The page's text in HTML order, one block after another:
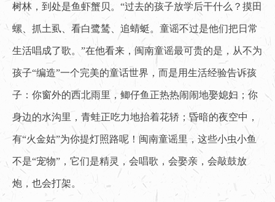
树林，到处是鱼虾蟹贝。“过去的孩子放学后干什么？摸田
螺、抓土虱、看白鹭鸶、追蜻蜓。童谣不过是他们把日常
生活唱成了歌。”在他看来，闽南童谣最可贵的是，从不为
孩子“编造”一个完美的童话世界，而是用生活经验告诉孩
子：你窗外的西北雨里，鲫仔鱼正热热闹闹地娶媳妇；你
身边的水沟里，青蛙正吃力地抬着花轿；昏暗的夜空中，
有“火金姑”为你提灯照路呢！闽南童谣里，这些小虫小鱼
不是“宠物”，它们是精灵，会唱歌，会娶亲，会敲鼓放
炮，也会打架。